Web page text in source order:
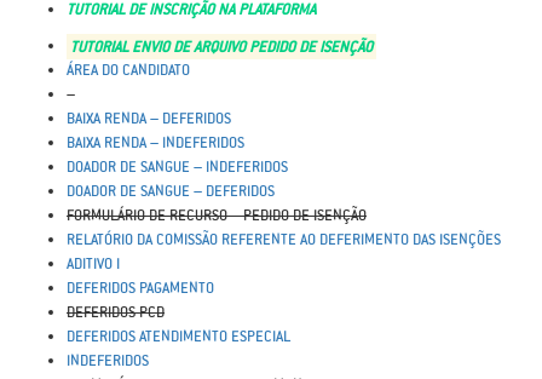
TUTORIAL DE INSCRIÇÃO NA PLATAFORMA
TUTORIAL ENVIO DE ARQUIVO PEDIDO DE ISENÇÃO
ÁREA DO CANDIDATO
–
BAIXA RENDA – DEFERIDOS
BAIXA RENDA – INDEFERIDOS
DOADOR DE SANGUE – INDEFERIDOS
DOADOR DE SANGUE – DEFERIDOS
FORMULÁRIO DE RECURSO – PEDIDO DE ISENÇÃO
RELATÓRIO DA COMISSÃO REFERENTE AO DEFERIMENTO DAS ISENÇÕES
ADITIVO I
DEFERIDOS PAGAMENTO
DEFERIDOS PCD
DEFERIDOS ATENDIMENTO ESPECIAL
INDEFERIDOS